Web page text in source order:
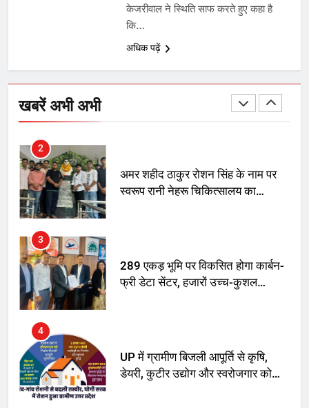
केजरीवाल ने स्थिति साफ करते हुए कहा है
कि…
अधिक पढ़ें
खबरें अभी अभी
दिल्ली कोर्ट ने IRCTC घोटाले में आरोप
तय किए
SRN अस्पताल का नाम अमर शहीद ठाकुर
रोशन सिंह के नाम पर करने की मांग तेज
2
अमर शहीद ठाकुर रोशन सिंह के नाम पर
स्वरूप रानी नेहरू चिकित्सालय का
3
289 एकड़ भूमि पर विकसित होगा कार्बन-
फ्री डेटा सेंटर, हजारों उच्च-कुशल
4
UP में ग्रामीण बिजली आपूर्ति से कृषि,
डेयरी, कुटीर उद्योग और स्वरोजगार को